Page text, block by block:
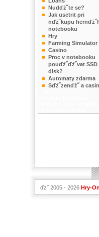
Nudďż˝te se?
Jak usetrit pri
nďż˝kupu
notebooku
Hry
Farming Simulator
Casino
Proc v notebooku
pouďż˝ďż˝vat SSD
disk?
Automaty zdarma
Sďż˝zenďż˝ a
ďż˝ 2005 - 2026 Hry-